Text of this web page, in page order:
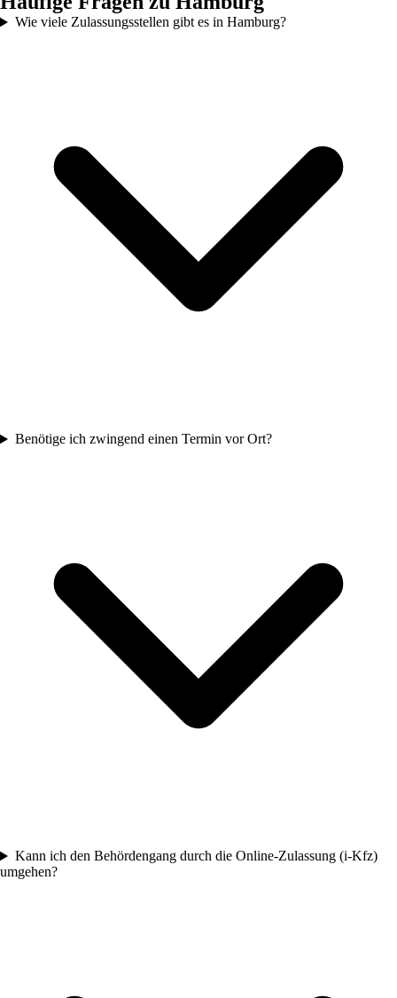
Wie viele Zulassungsstellen gibt es in Hamburg?
Benötige ich zwingend einen Termin vor Ort?
Kann ich den Behördengang durch die Online-Zulassung (i-Kfz)
umgehen?